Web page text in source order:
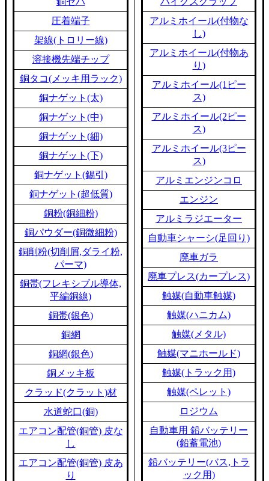
圧着端子
架線(トロリー線)
溶接機先端チップ
銅タコ(メッキ用ラック)
銅ナゲット(太)
銅ナゲット(中)
銅ナゲット(細)
銅ナゲット(下)
銅ナゲット(錫引)
銅ナゲット(超低質)
銅粉(銅細粉)
銅パウダー(銅微細粉)
銅削粉(切削屑,ダライ粉,
パーマ)
銅帯(フレキシブル導体,
平編銅線)
銅帯(銀色)
銅網
銅網(銀色)
銅メッキ板
クラッド(クラット)材
水道蛇口(銅)
エアコン配管(銅管) 皮な
し
エアコン配管(銅管) 皮あ
り
アルミホイール(付物な
し)
アルミホイール(付物あ
り)
アルミホイール(1ピー
ス)
アルミホイール(2ピー
ス)
アルミホイール(3ピー
ス)
アルミエンジンコロ
エンジン
アルミラジエーター
自動車シャーシ(足回り)
廃車ガラ
廃車プレス(カープレス)
触媒(自動車触媒)
触媒(ハニカム)
触媒(メタル)
触媒(マニホールド)
触媒(トラック用)
触媒(ペレット)
ロジウム
自動車用 鉛バッテリー
(鉛蓄電池)
鉛バッテリー(バス,トラ
ック用)